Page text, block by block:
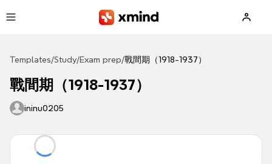
Templates/Study/Exam prep/戰間期（1918-1937）
戰間期（1918-1937）
ininu0205